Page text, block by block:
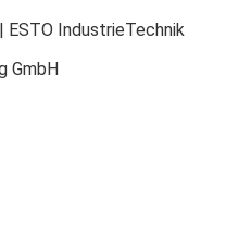
IndustrieTechnik
GmbH